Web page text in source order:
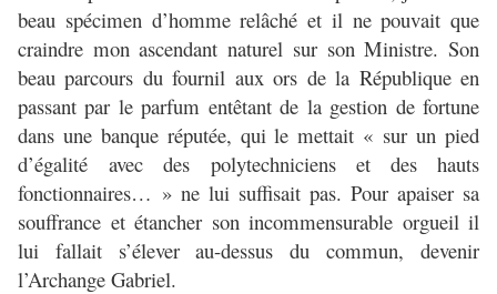
beau spécimen d’homme relâché et il ne pouvait que
craindre mon ascendant naturel sur son Ministre. Son
beau parcours du fournil aux ors de la République en
passant par le parfum entêtant de la gestion de fortune
dans une banque réputée, qui le mettait « sur un pied
d’égalité avec des polytechniciens et des hauts
fonctionnaires… » ne lui suffisait pas. Pour apaiser sa
souffrance et étancher son incommensurable orgueil il
lui fallait s’élever au-dessus du commun, devenir
l’Archange Gabriel.